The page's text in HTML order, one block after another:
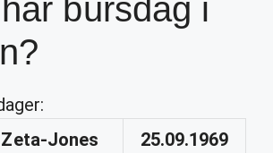
bursdag i
Jones
25.09.1969